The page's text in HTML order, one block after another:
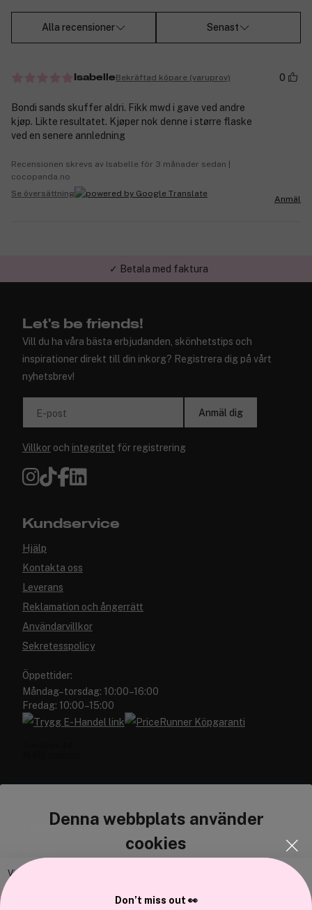
Denna webbplats använder
cookies
Vi använder enhetsidentifierare för att anpassa innehållet och
Alla recensioner Senast
IsabelleBekräftad köpare (varuprov) 0
Bondi sands skuffer aldri. Fikk mwd i gave ved andre
kjøp. Likte resultatet. Kjøper nok denne i større flaske
ved en senere annledning
Recensionen skrevs av Isabelle för 3 månader sedan |
cocopanda.no
Se översättning
Anmäl
✓ Betala med faktura
Let's be friends!
Vill du ha våra bästa erbjudanden, skönhetstips och
inspirationer direkt till din inkorg? Registrera dig på vårt
nyhetsbrev!
E-post Anmäl dig
Villkor och integritet för registrering
Kundservice
Hjälp
Kontakta oss
Leverans
Reklamation och ångerrätt
Användarvillkor
Sekretesspolicy
Öppettider:
Måndag–torsdag: 10:00–16:00
Fredag: 10:00–15:00
Cocopanda.se
Don’t miss out 👀